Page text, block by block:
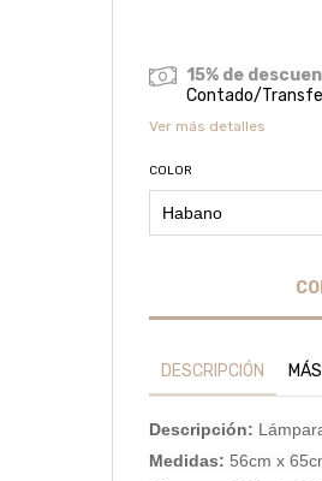
15% de
Contado/
Ver más detalles
COLOR
DESCRIPCIÓN
Descripción:
Medidas: 56cm x